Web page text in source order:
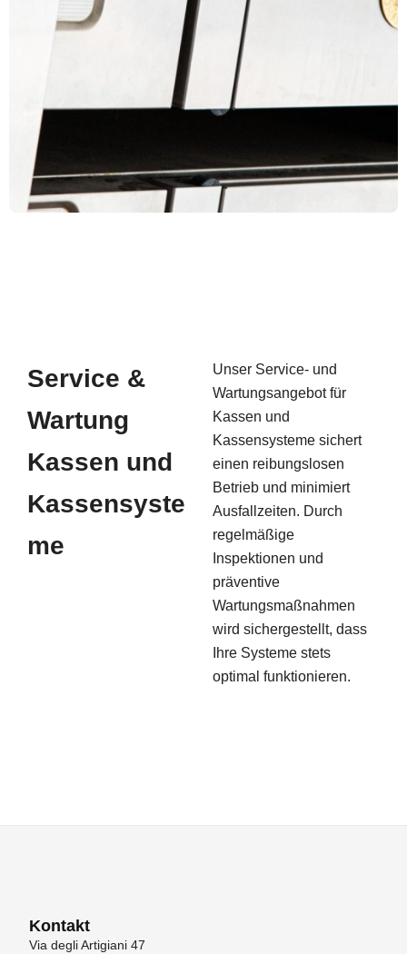
Service &
Wartung
Kassen und
Kassensyste
me
Unser Service- und
Wartungsangebot für
Kassen und
Kassensysteme sichert
einen reibungslosen
Betrieb und minimiert
Ausfallzeiten. Durch
regelmäßige
Inspektionen und
präventive
Wartungsmaßnahmen
wird sichergestellt, dass
Ihre Systeme stets
optimal funktionieren.
Kontakt
Via degli Artigiani 47